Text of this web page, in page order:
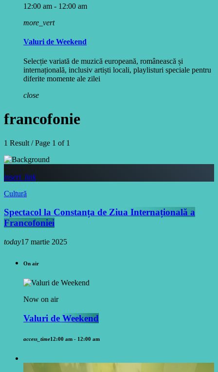
12:00 am - 12:00 am
more_vert
Valuri de Weekend
Selecție variată de muzică europeană, românească și
internațională, inclusiv artiști locali, playlisturi speciale pentru
diferite momente ale zilei
close
francofonie
1 Result / Page 1 of 1
insert_link
Cultură
Spectacol la Constanța de Ziua Internațională a
Francofoniei
today17 martie 2025
On air
Now on air
Valuri de Weekend
access_time12:00 am - 12:00 am